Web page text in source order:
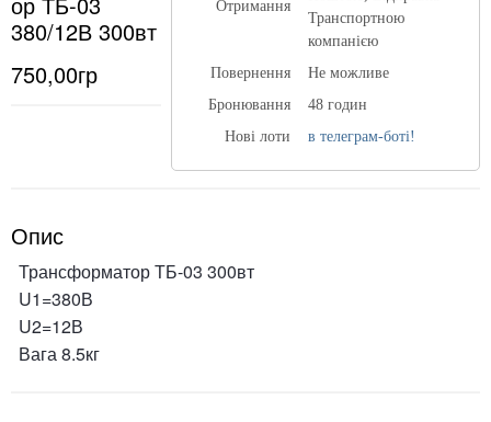
380/12В 300вт
750,00гр
Отримання
Транспортною
компанією
Повернення
Не можливе
Бронювання
48 годин
Нові лоти
в телеграм-боті!
Опис
Трансформатор ТБ-03 300вт
U1=380В
U2=12В
Вага 8.5кг